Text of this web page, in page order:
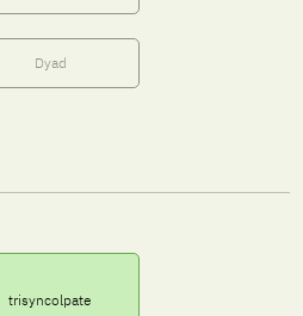
Dyad
trisyncolpate